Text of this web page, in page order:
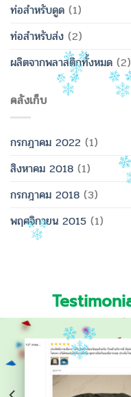
ท่อสำหรับดูด (1)
ท่อสำหรับส่ง (2)
ผลิตจากพลาสติกทั้งหมด (2)
คลังเก็บ
กรกฎาคม 2022 (1)
สิงหาคม 2018 (1)
กรกฎาคม 2018 (3)
พฤศจิกายน 2015 (1)